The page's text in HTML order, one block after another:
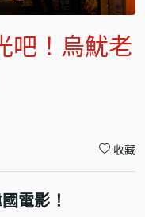
吧！烏魷老
收藏
電影！